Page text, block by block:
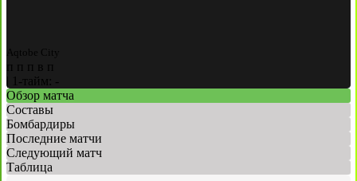
Aqtobe City
п п п в
п
1-тайм: -
Обзор матча
Составы
Бомбардиры
Последние матчи
Следующий матч
Таблица